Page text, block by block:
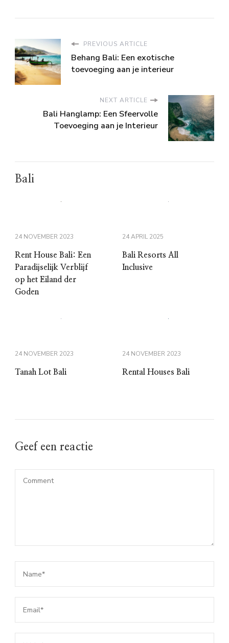
PREVIOUS ARTICLE
Behang Bali: Een exotische
toevoeging aan je interieur
NEXT ARTICLE
Bali Hanglamp: Een Sfeervolle
Toevoeging aan je Interieur
Bali
24 NOVEMBER 2023
Rent House Bali: Een
Paradijselijk Verblijf
op het Eiland der
Goden
24 APRIL 2025
Bali Resorts All
Inclusive
24 NOVEMBER 2023
Tanah Lot Bali
24 NOVEMBER 2023
Rental Houses Bali
Geef een reactie